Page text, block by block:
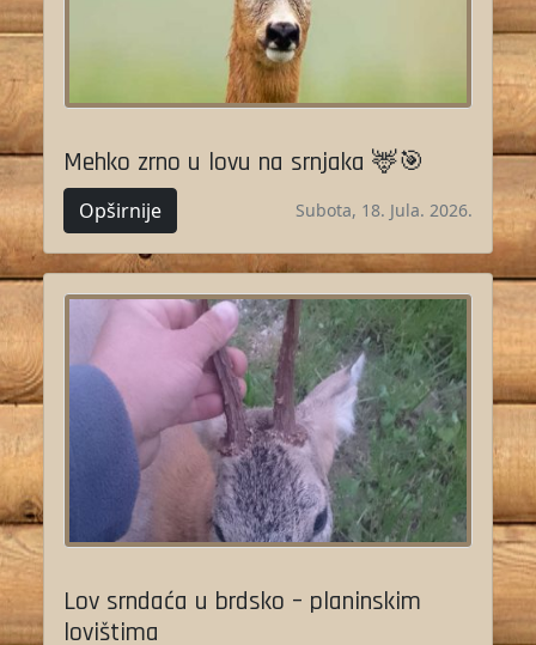
Mehko zrno u lovu na srnjaka 🦌🎯
Opširnije Subota, 18. Jula. 2026.
Lov srndaća u brdsko – planinskim
lovištima